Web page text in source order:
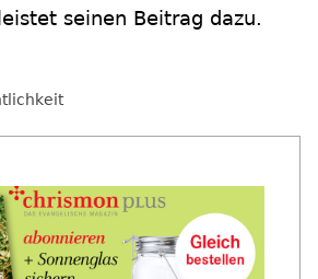
seinen Beitrag dazu.